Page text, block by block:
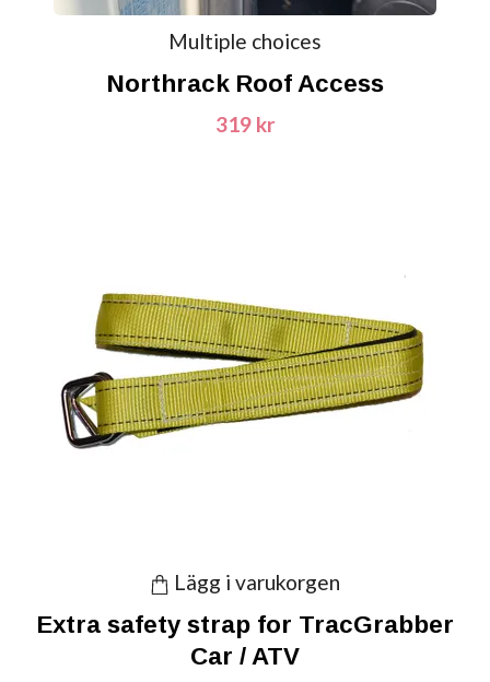
Multiple choices
Northrack Roof Access
319 kr
Lägg i varukorgen
Extra safety strap for TracGrabber
Car / ATV